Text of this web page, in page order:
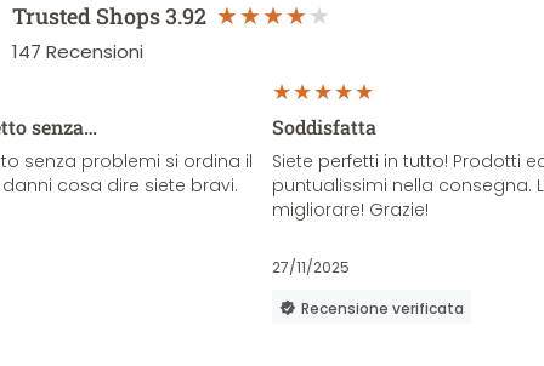
Trusted Shops3.92
147 Recensioni
senza…
senza problemi si ordina il
cosa dire siete bravi.
Soddisfatta
Siete perfetti in tutto! Prodotti
puntualissimi nella consegna.
migliorare! Grazie!
27/11/2025
Recensione verificata